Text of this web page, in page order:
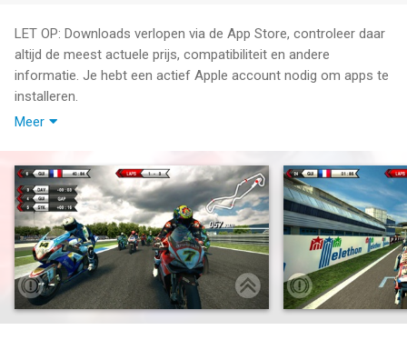
LET OP: Downloads verlopen via de App Store, controleer daar
altijd de meest actuele prijs, compatibiliteit en andere
informatie. Je hebt een actief Apple account nodig om apps te
installeren.
back for a new season.
Join the fray in the 2015 eni FIM Superbike World
Championship: pick the bike of your dreams from the biggest
brands in the world (Aprilia, Kawasaki, Honda, Ducati, Suzuki,
MV Agusta, BMW) and hit the track! Ride shoulder to shoulder
with the big guys, such as former champions Tom Sykes and
Sylvain Guintoli! Break their records in Challenge Mode or push
Meer